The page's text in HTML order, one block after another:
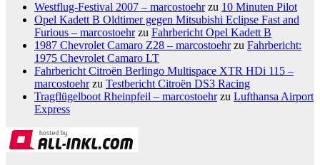
Westflug-Festival 2007 – marcostoehrzu 10 Minuten Pilot
Opel Kadett B Oldtimer gegen Mitsubishi Eclipse Fast and
Furious – marcostoehrzu Fahrbericht Opel Kadett B
1987 Chevrolet Camaro Z28 – marcostoehrzu Fahrbericht:
1975 Chevrolet Camaro LT
Fahrbericht Citroën Berlingo Multispace XTR HDi 115 –
marcostoehrzu Testbericht Citroën DS3 Racing
Tragflügelboot Rheinpfeil – marcostoehrzu Lufthansa Airport
Express